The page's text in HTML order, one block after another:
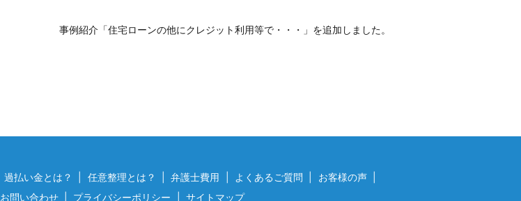
事例紹介「住宅ローンの他にクレジット利用等で・・・」を追加しました。
過払い金とは？ 任意整理とは？ 弁護士費用 よくあるご質問
お客様の声
お問い合わせ プライバシーポリシー サイトマップ